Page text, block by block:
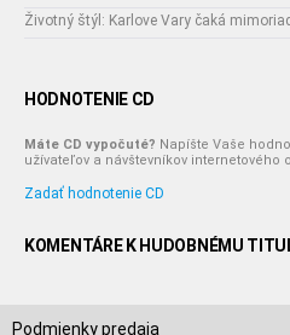
HODNOTENIE CD
Máte CD vypočuté? Napíšte Vaše
užívateľov a návštevníkov internetového
Zadať hodnotenie CD
KOMENTÁRE K HUDOBNÉMU
Podmienky predaja